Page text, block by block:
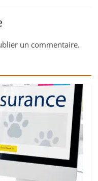
un commentaire.